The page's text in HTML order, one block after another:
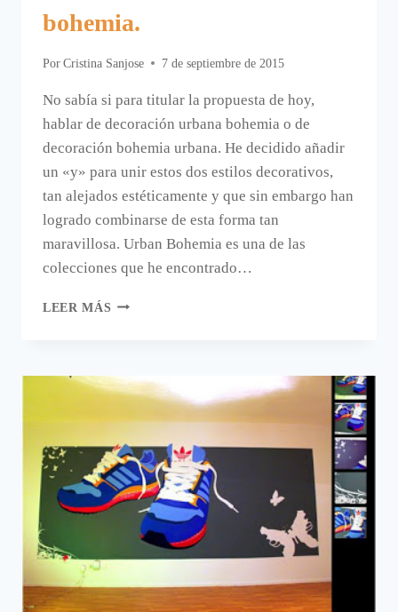
bohemia.
Por Cristina Sanjose 7 de septiembre de 2015
No sabía si para titular la propuesta de hoy,
hablar de decoración urbana bohemia o de
decoración bohemia urbana. He decidido añadir
un «y» para unir estos dos estilos decorativos,
tan alejados estéticamente y que sin embargo han
logrado combinarse de esta forma tan
maravillosa. Urban Bohemia es una de las
colecciones que he encontrado…
LEER MÁS DECORACIÓN